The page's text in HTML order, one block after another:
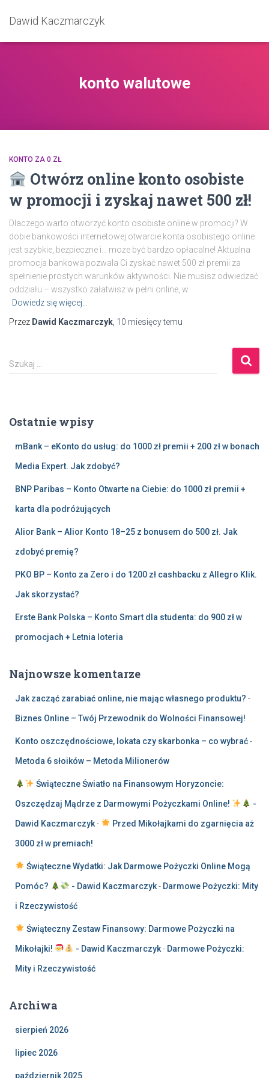
Dawid Kaczmarczyk
konto walutowe
KONTO ZA 0 ZŁ
Otwórz online konto osobiste
w promocji i zyskaj nawet 500 zł!
Dlaczego warto otworzyć konto osobiste online w promocji? W
dobie bankowości internetowej otwarcie konta osobistego online
jest szybkie, bezpieczne i… może być bardzo opłacalne! Aktualna
promocja bankowa pozwala Ci zyskać nawet 500 zł premii za
spełnienie prostych warunków aktywności. Nie musisz odwiedzać
oddziału – wszystko załatwisz w pełni online, w
Dowiedz się więcej…
Przez Dawid Kaczmarczyk 10 miesięcytemu
S
z
j
Szukaj …
Ostatnie wpisy
mBank – eKonto do usług: do 1000 zł premii + 200 zł w bonach
Media Expert. Jak zdobyć?
BNP Paribas – Konto Otwarte na Ciebie: do 1000 zł premii +
karta dla podróżujących
Alior Bank – Alior Konto 18–25 z bonusem do 500 zł. Jak
zdobyć premię?
PKO BP – Konto za Zero i do 1200 zł cashbacku z Allegro Klik.
Jak skorzystać?
Erste Bank Polska – Konto Smart dla studenta: do 900 zł w
promocjach + Letnia loteria
Najnowsze komentarze
Jak zacząć zarabiać online, nie mając własnego produktu? -
Biznes Online – Twój Przewodnik do Wolności Finansowej!
Konto oszczędnościowe, lokata czy skarbonka – co wybrać-
Metoda 6 słoików – Metoda Milionerów
Świąteczne Światło na Finansowym Horyzoncie:
Oszczędzaj Mądrze z Darmowymi Pożyczkami Online! -
Dawid Kaczmarczyk- Przed Mikołajkami do zgarnięcia aż
3000 zł w premiach!
Świąteczne Wydatki: Jak Darmowe Pożyczki Online Mogą
Pomóc? - Dawid Kaczmarczyk- Darmowe Pożyczki: Mity
i Rzeczywistość
Świąteczny Zestaw Finansowy: Darmowe Pożyczki na
Mikołajki! - Dawid Kaczmarczyk- Darmowe Pożyczki:
Mity i Rzeczywistość
Archiwa
sierpień 2026
lipiec 2026
październik 2025